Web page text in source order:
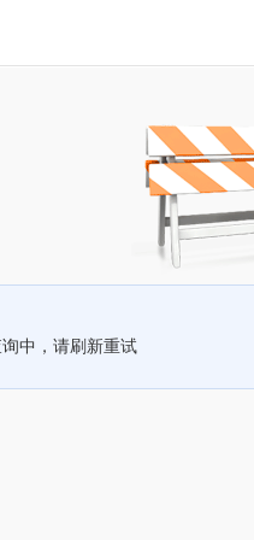
中，请刷新重试